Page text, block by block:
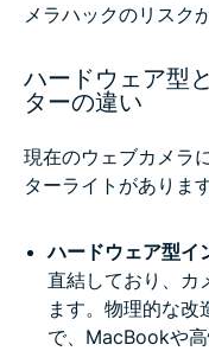
メラハックのリスク
ハードウェア型
ターの違い
現在のウェブカメラ
ターライトがあります
ハードウェア型イ
直結しており、カ
ます。物理的な
で、MacBookや